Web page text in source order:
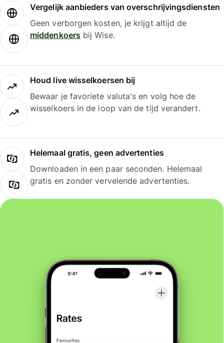
Vergelijk aanbieders van overschrijvingsdiensten
Geen verborgen kosten, je krijgt altijd de
middenkoersbij Wise.
Houd live wisselkoersen bij
Bewaar je favoriete valuta's en volg hoe de
wisselkoers in de loop van de tijd verandert.
Helemaal gratis, geen advertenties
Downloaden in een paar seconden. Helemaal
gratis en zonder vervelende advertenties.